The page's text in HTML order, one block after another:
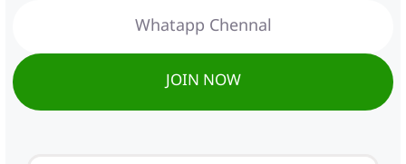
Whatapp Chennal
JOIN NOW